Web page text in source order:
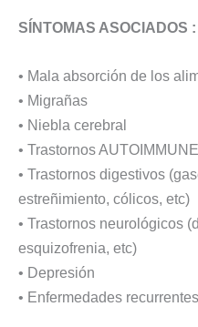
SÍNTOMAS ASOCIADOS :
• Mala absorción de los
• Migrañas
• Niebla cerebral
• Trastornos
• Trastornos digestivos
estreñimiento, cólicos, etc)
• Trastornos neurológicos
esquizofrenia, etc)
• Depresión
• Enfermedades recurrentes